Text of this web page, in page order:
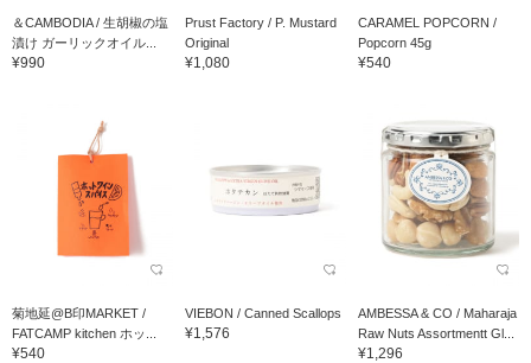
＆CAMBODIA / 生胡椒の塩
漬け ガーリックオイル...
¥990
Prust Factory / P. Mustard
Original
¥1,080
CARAMEL POPCORN /
Popcorn 45g
¥540
菊地延@B印MARKET /
FATCAMP kitchen ホッ...
¥540
VIEBON / Canned Scallops
¥1,576
AMBESSA & CO / Maharaja
Raw Nuts Assortmentt Gl...
¥1,296